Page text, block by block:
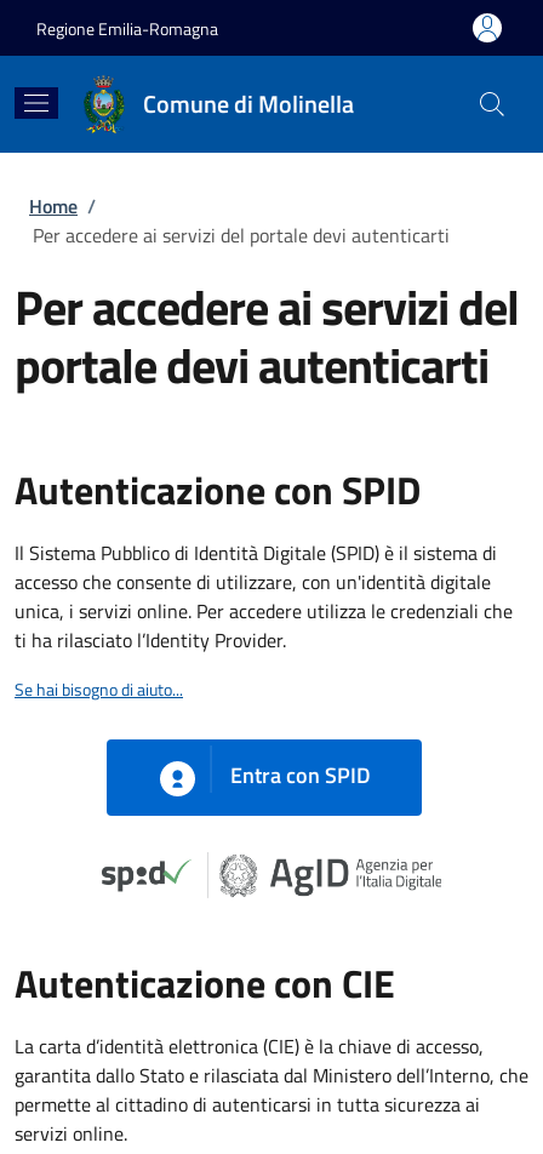
Regione Emilia-Romagna
Comune di Molinella
Briciole di pane
Home /
Per accedere ai servizi del portale devi autenticarti
Per accedere ai servizi del
portale devi autenticarti
Autenticazione con SPID
Il Sistema Pubblico di Identità Digitale (SPID) è il sistema di
accesso che consente di utilizzare, con un'identità digitale
unica, i servizi online. Per accedere utilizza le credenziali che
ti ha rilasciato l’Identity Provider.
Se hai bisogno di aiuto...
Entra con SPID
Autenticazione con CIE
La carta d’identità elettronica (CIE) è la chiave di accesso,
garantita dallo Stato e rilasciata dal Ministero dell’Interno, che
permette al cittadino di autenticarsi in tutta sicurezza ai
servizi online.